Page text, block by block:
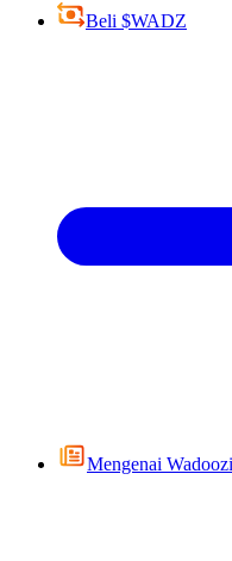
Beli $WADZ
Mengenai